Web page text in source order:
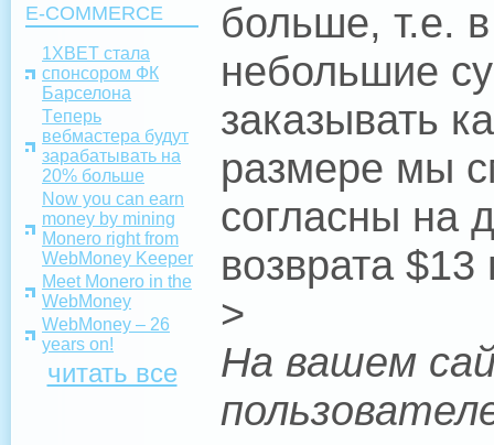
E-COMMERCE
1XBET стала
спонсором ФК
Барселона
Tеперь
вебмастера будут
зарабатывать на
20% больше
Now you can earn
money by mining
Monero right from
WebMoney Keeper
Meet Monero in the
WebMoney
WebMoney – 26
years on!
читать все
больше, т.е.
небольшие
заказывать
размере мы
согласны на
возврата
>
На вашем